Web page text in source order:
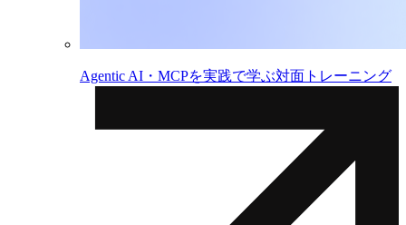
Agentic AI・MCPを実践で学ぶ対面トレーニング